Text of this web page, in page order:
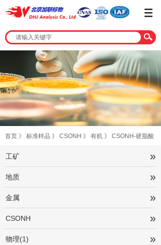
首页 》 标准样品 》 CSONH 》 有机 》 CSONH-硬脂酸
工矿 »
地质 »
金属 »
CSONH »
物理(1) »